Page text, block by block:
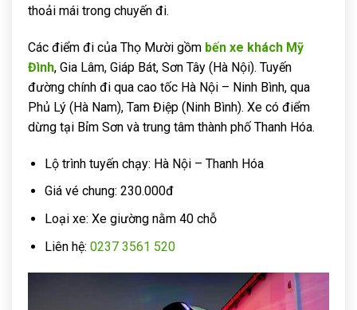
thoải mái trong chuyến đi.
Các điểm đi của Thọ Mười gồm bến xe khách Mỹ
Đình, Gia Lâm, Giáp Bát, Sơn Tây (Hà Nội). Tuyến
đường chính đi qua cao tốc Hà Nội – Ninh Bình, qua
Phủ Lý (Hà Nam), Tam Điệp (Ninh Bình). Xe có điểm
dừng tại Bỉm Sơn và trung tâm thành phố Thanh Hóa.
Lộ trình tuyến chạy: Hà Nội – Thanh Hóa
Giá vé chung: 230.000đ
Loại xe: Xe giường nằm 40 chỗ
Liên hệ: 0237 3561 520